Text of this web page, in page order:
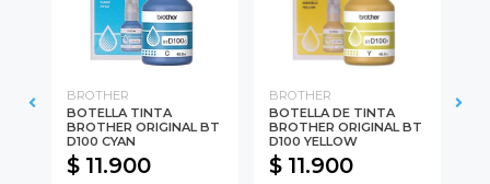
BROTHER
BOTELLA TINTA
BROTHER ORIGINAL BT
D100 CYAN
$ 11.900
BROTHER
BOTELLA DE TINTA
BROTHER ORIGINAL BT
D100 YELLOW
$ 11.900